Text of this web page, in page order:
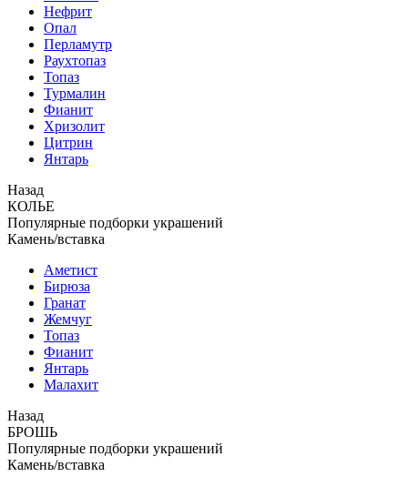
Нефрит
Опал
Перламутр
Раухтопаз
Топаз
Турмалин
Фианит
Хризолит
Цитрин
Янтарь
Назад
КОЛЬЕ
Популярные подборки украшений
Камень/вставка
Аметист
Бирюза
Гранат
Жемчуг
Топаз
Фианит
Янтарь
Малахит
Назад
БРОШЬ
Популярные подборки украшений
Камень/вставка